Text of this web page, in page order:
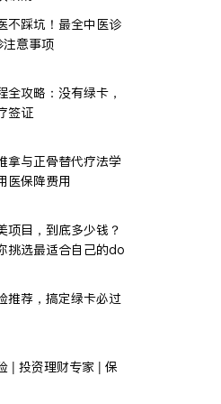
不踩坑！最全中医诊
意事项
全攻略：没有绿卡，
签证
拿与正骨替代疗法学
医保降费用
项目，到底多少钱？
挑选最适合自己的do
推荐，搞定绿卡必过
| 投资理财专家 | 保